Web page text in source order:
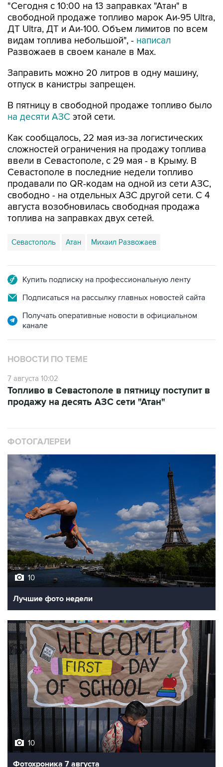
"Сегодня с 10:00 на 13 заправках "Атан" в
свободной продаже топливо марок Аи-95 Ultra,
ДТ Ultra, ДТ и Аи-100. Объем лимитов по всем
видам топлива небольшой", - написал
Развожаев в своем канале в Max.
Заправить можно 20 литров в одну машину,
отпуск в канистры запрещен.
В пятницу в свободной продаже топливо было
на десяти АЗС этой сети.
Как сообщалось, 22 мая из-за логистических
сложностей ограничения на продажу топлива
ввели в Севастополе, с 29 мая - в Крыму. В
Севастополе в последние недели топливо
продавали по QR-кодам на одной из сети АЗС,
свободно - на отдельных АЗС другой сети. С 4
августа возобновилась свободная продажа
топлива на заправках двух сетей.
Севастополь Атан Михаил Развожаев
Купить подписку на профессиональную ленту
Подписаться на рассылку главных новостей сайта
Получать оперативные новости в официальном
канале
НОВОСТИ ПО ТЕМЕ
7 августа 10:02
Топливо в Севастополе в пятницу поступит в
продажу на десять АЗС сети "Атан"
ФОТОГАЛЕРЕИ
10
Лучшие фото недели
10
Фотохроника 7 августа